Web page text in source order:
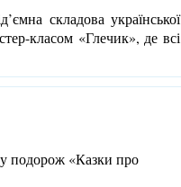
складова української
класом «Глечик», де всі
подорож «Казки про